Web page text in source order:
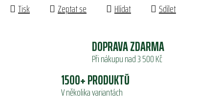
Tisk Zeptat se Hlídat Sdílet
DOPRAVA ZDARMA
Při nákupu nad 3 500 Kč
1500+ PRODUKTŮ
V několika variantách